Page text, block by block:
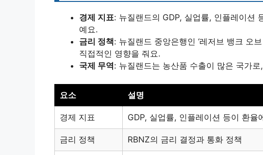
경제 지표: 뉴질랜드의 GDP, 실업률, 인플레이션
예요.
금리 정책: 뉴질랜드 중앙은행인 ‘레저브 뱅크 오
직접적인 영향을 줘요.
국제 무역: 뉴질랜드는 농산품 수출이 많은 국가
요소 설명
경제 지표 GDP, 실업률, 인플레이션 등이 환율
금리 정책 RBNZ의 금리 결정과 통화 정책